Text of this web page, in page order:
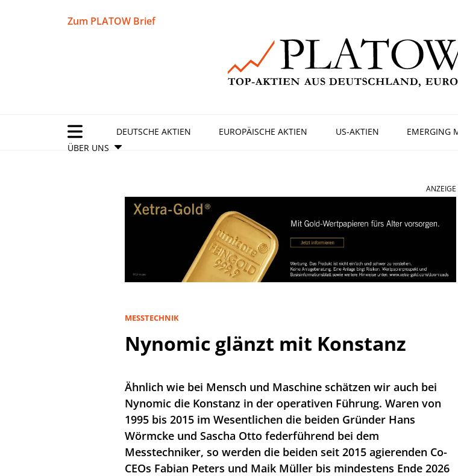
Zum PLATOW Brief
DEUTSCHE AKTIEN EUROPÄISCHE AKTIEN US-AKTIEN EMERGING
ÜBER UNS
ANZEIGE
MESSTECHNIK
Nynomic glänzt mit Konstanz
Ähnlich wie bei Mensch und Maschine schätzen wir auch bei
Nynomic die Konstanz in der operativen Führung. Waren von
1995 bis 2015 im Wesentlichen die beiden Gründer Hans
Wörmcke und Sascha Otto federführend bei dem
Messtechniker, so werden die beiden seit 2015 agierenden Co-
CEOs Fabian Peters und Maik Müller bis mindestens Ende 2026